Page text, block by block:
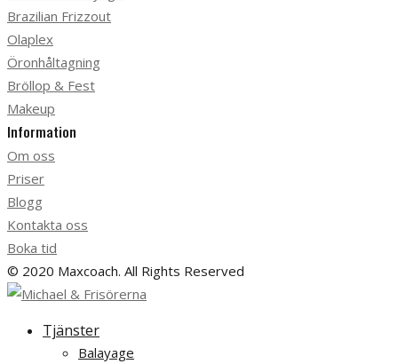
Brazilian Frizzout
Olaplex
Öronhåltagning
Bröllop & Fest
Makeup
Information
Om oss
Priser
Blogg
Kontakta oss
Boka tid
© 2020 Maxcoach. All Rights Reserved
Tjänster
Balayage